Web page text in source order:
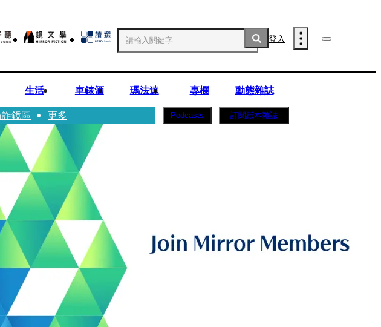
登入
生活 車錶酒 瑪法達 專欄
動態雜誌
鏡區 更多 Podcasts 訂閱紙本雜誌